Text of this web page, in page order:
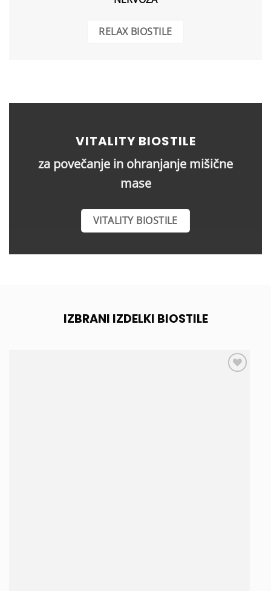
RELAX BIOSTILE
VITALITY BIOSTILE
za povečanje in ohranjanje mišične
mase
VITALITY BIOSTILE
IZBRANI IZDELKI BIOSTILE